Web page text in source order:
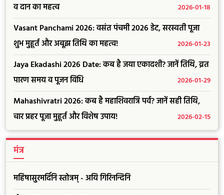
व दान का महत्व
2026-01-18
Vasant Panchami 2026: वसंत पंचमी 2026 डेट, सरस्वती पूजा
शुभ मुहूर्त और अबूझ तिथि का महत्व!
2026-01-23
Jaya Ekadashi 2026 Date: कब है जया एकादशी? जानें तिथि, व्रत
पारण समय व पूजन विधि
2026-01-29
Mahashivratri 2026: कब है महाशिवरात्रि पर्व? जानें सही तिथि,
चार प्रहर पूजा मुहूर्त और विशेष उपाय!
2026-02-15
मंत्र
महिषासुरमर्दिनि स्तोत्रम् - अयि गिरिनन्दिनि